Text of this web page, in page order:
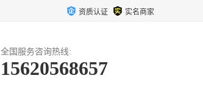
资质认证 实名商家
全国服务咨询热线:
15620568657